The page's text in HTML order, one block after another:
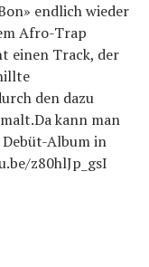
endlich wieder
Afro-Trap
einen Track, der
den dazu
kann man
Album in
z80hlJp_gsI